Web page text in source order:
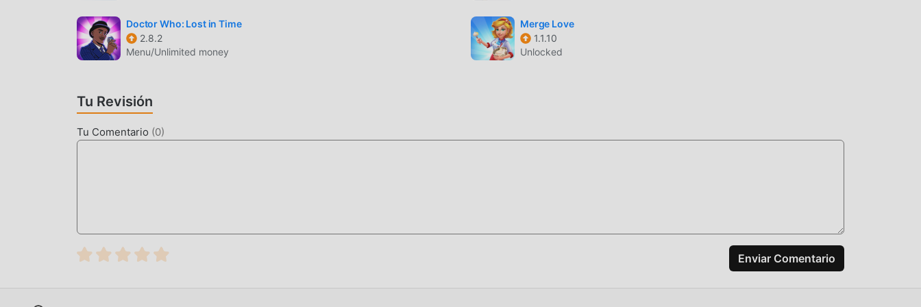
mapas y personajes de alta calidad hacen que Survivor Idle Run atraiga a muchos simulation fanáticos, y en
comparación con los juegos tradicionales de simulation , Survivor Idle Run 1.3.15.561 ha adoptado un motor virtual
actualizado y ha realizado mejoras audaces. Con tecnología más avanzada, la experiencia de pantalla del juego ha
todos los amantes de los juegos de simulation puedan disfrutar plenamente la felicidad que trae Survivor Idle Run
aparición de mods ha reescrito esta situación. Aquí, no necesita gastar la mayor parte de su energía y repetir la
""acumulación"" ligeramente aburrida. Los mods pueden ayudarlo fácilmente a omitir este proceso, lo que lo ayuda
a concentrarse en disfrutar la alegría del juego en sí.
Doctor Who: Lost in Time
2.8.2
Menu/Unlimited money
Merge Love
1.1.10
Unlocked
Tu Revisión
Tu Comentario (0)
Enviar Comentario